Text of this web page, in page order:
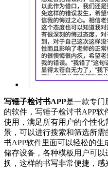
写锤子检讨书APP是一款专门
的软件，写锤子检讨书APP
使用，满足所有用户的个性
景，可以进行搜索和筛选所
书APP软件里面可以轻松的生
储存设备，各种模板用户可
换，这样的书写非常便捷，感